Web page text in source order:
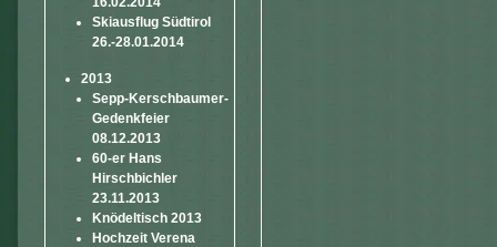
Skiausflug Südtirol
26.-28.01.2014
2013
Sepp-Kerschbaumer-
Gedenkfeier
08.12.2013
60-er Hans
Hirschbichler
23.11.2013
Knödeltisch 2013
Hochzeit Verena